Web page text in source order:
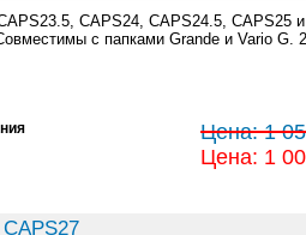
CAPS24, CAPS24.5, CAPS25
с папками Grande и Vario G.
Цена: 1
Цена: 1